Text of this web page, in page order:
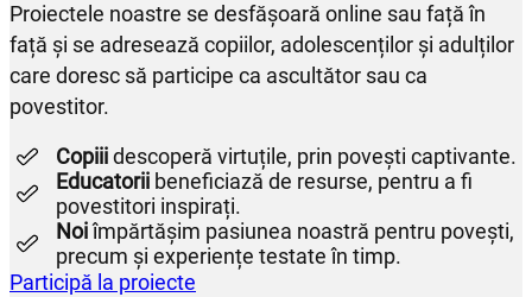
Proiectele noastre se desfășoară online sau față în
față și se adresează copiilor, adolescenților și adulților
care doresc să participe ca ascultător sau ca
povestitor.
Copiiidescoperă virtuțile, prin povești captivante.
Educatoriibeneficiază de resurse, pentru a fi
povestitori inspirați.
Noiîmpărtășim pasiunea noastră pentru povești,
precum și experiențe testate în timp.
Participă la proiecte